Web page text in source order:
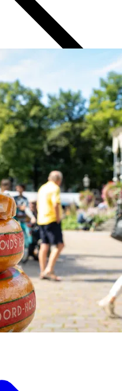
& Gesundheit